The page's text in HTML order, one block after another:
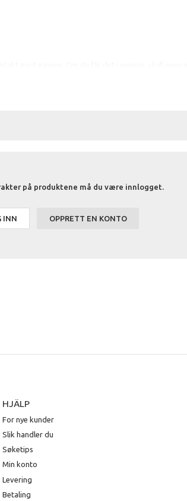
på produktene må du være innlogget.
INN OPPRETT EN KONTO
HJÄLP
For nye kunder
Slik handler du
Søketips
Min konto
Levering
Betaling